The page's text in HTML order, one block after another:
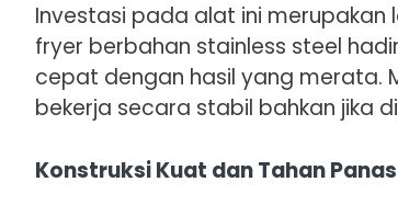
Investasi pada alat ini merupakan
fryer berbahan stainless steel
cepat dengan hasil yang merata.
bekerja secara stabil bahkan jika
Konstruksi Kuat dan Tahan